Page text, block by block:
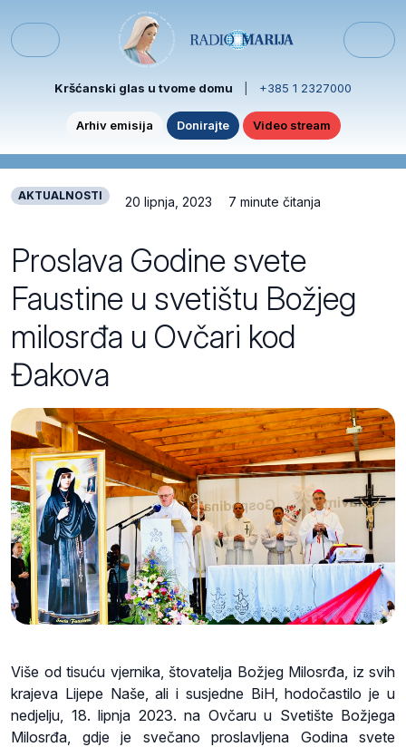
Menu
Kršćanski glas u tvome domu +385 1 2327000
Arhiv emisija Donirajte Video stream
AKTUALNOSTI 20 lipnja, 2023 7 minute čitanja
Proslava Godine svete
Faustine u svetištu Božjeg
milosrđa u Ovčari kod
Đakova
Više od tisuću vjernika, štovatelja Božjeg Milosrđa, iz svih
krajeva Lijepe Naše, ali i susjedne BiH, hodočastilo je u
nedjelju, 18. lipnja 2023. na Ovčaru u Svetište Božjega
Milosrđa, gdje je svečano proslavljena Godina svete